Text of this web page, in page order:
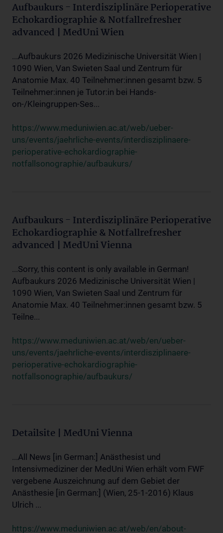
Aufbaukurs - Interdisziplinäre Perioperative
Echokardiographie & Notfallrefresher
advanced | MedUni Wien
...Aufbaukurs 2026 Medizinische Universität Wien |
1090 Wien, Van Swieten Saal und Zentrum für
Anatomie Max. 40 Teilnehmer:innen gesamt bzw. 5
Teilnehmer:innen je Tutor:in bei Hands-
on-/Kleingruppen-Ses...
https://www.meduniwien.ac.at/web/ueber-
uns/events/jaehrliche-events/interdisziplinaere-
perioperative-echokardiographie-
notfallsonographie/aufbaukurs/
Aufbaukurs - Interdisziplinäre Perioperative
Echokardiographie & Notfallrefresher
advanced | MedUni Vienna
...Sorry, this content is only available in German!
Aufbaukurs 2026 Medizinische Universität Wien |
1090 Wien, Van Swieten Saal und Zentrum für
Anatomie Max. 40 Teilnehmer:innen gesamt bzw. 5
Teilne...
https://www.meduniwien.ac.at/web/en/ueber-
uns/events/jaehrliche-events/interdisziplinaere-
perioperative-echokardiographie-
notfallsonographie/aufbaukurs/
Detailsite | MedUni Vienna
...All News [in German:] Anästhesist und
Intensivmediziner der MedUni Wien erhält vom FWF
vergebene Auszeichnung auf dem Gebiet der
Anästhesie [in German:] (Wien, 25-1-2016) Klaus
Ulrich ...
https://www.meduniwien.ac.at/web/en/about-